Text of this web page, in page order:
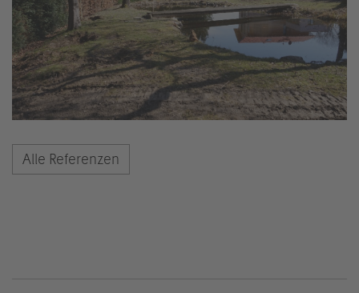
Alle Referenzen